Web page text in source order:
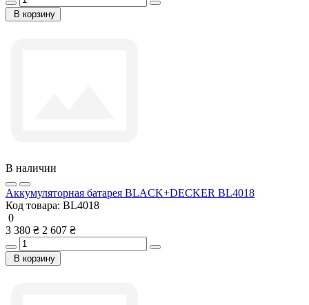
В корзину
В наличии
Аккумуляторная батарея BLACK+DECKER BL4018
Код товара: BL4018
0
3 380 ₴ 2 607 ₴
В корзину